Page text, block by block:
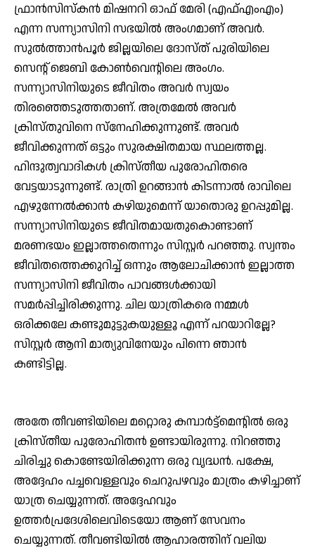
ഫ്രാന്‍സിസ്‌കന്‍ മിഷനറി ഓഫ് മേരി (എഫ്എംഎം)
എന്ന സന്ന്യാസിനി സഭയില്‍ അംഗമാണ് അവര്‍.
സുല്‍ത്താന്‍പൂര്‍ ജില്ലയിലെ ദോസ്ത് പുരിയിലെ
സെന്റ് ജെബി കോണ്‍വെന്റിലെ അംഗം.
സന്ന്യാസിനിയുടെ ജീവിതം അവര്‍ സ്വയം
തിരഞ്ഞെടുത്തതാണ്. അത്രമേല്‍ അവര്‍
ക്രിസ്തുവിനെ സ്‌നേഹിക്കുന്നുണ്ട്. അവര്‍
ജീവിക്കുന്നത് ഒട്ടും സുരക്ഷിതമായ സ്ഥലത്തല്ല.
ഹിന്ദുത്വവാദികള്‍ ക്രിസ്തീയ പുരോഹിതരെ
വേട്ടയാടുന്നുണ്ട്. രാത്രി ഉറങ്ങാന്‍ കിടന്നാല്‍ രാവിലെ
എഴുന്നേല്‍ക്കാന്‍ കഴിയുമെന്ന് യാതൊരു ഉറപ്പുമില്ല.
സന്ന്യാസിനിയുടെ ജീവിതമായതുകൊണ്ടാണ്
മരണഭയം ഇല്ലാത്തതെന്നും സിസ്റ്റര്‍ പറഞ്ഞു. സ്വന്തം
ജീവിതത്തെക്കുറിച്ച് ഒന്നും ആലോചിക്കാന്‍ ഇല്ലാത്ത
സന്ന്യാസിനി ജീവിതം പാവങ്ങള്‍ക്കായി
സമര്‍പ്പിച്ചിരിക്കുന്നു. ചില യാത്രികരെ നമ്മള്‍
ഒരിക്കലേ കണ്ടുമുട്ടുകയുള്ളൂ എന്ന് പറയാറില്ലേ?
സിസ്റ്റര്‍ ആനി മാത്യുവിനേയും പിന്നെ ഞാന്‍
കണ്ടിട്ടില്ല.
അതേ തീവണ്ടിയിലെ മറ്റൊരു കമ്പാര്‍ട്ട്‌മെന്റില്‍ ഒരു
ക്രിസ്തീയ പുരോഹിതന്‍ ഉണ്ടായിരുന്നു. നിറഞ്ഞു
ചിരിച്ചു കൊണ്ടേയിരിക്കുന്ന ഒരു വൃദ്ധന്‍. പക്ഷേ,
അദ്ദേഹം പച്ചവെള്ളവും ചെറുപഴവും മാത്രം കഴിച്ചാണ്
യാത്ര ചെയ്യുന്നത്. അദ്ദേഹവും
ഉത്തര്‍പ്രദേശിലെവിടെയോ ആണ് സേവനം
ചെയ്യുന്നത്. തീവണ്ടിയില്‍ ആഹാരത്തിന് വലിയ